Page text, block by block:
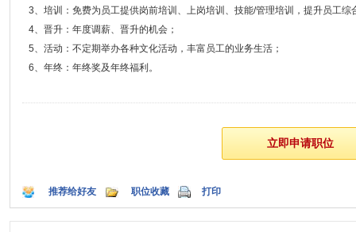
3、培训：免费为员工提供岗前培训、上岗培训、技能/管理培训，提升员工综
4、晋升：年度调薪、晋升的机会；
5、活动：不定期举办各种文化活动，丰富员工的业务生活；
6、年终：年终奖及年终福利。
推荐给好友 职位收藏 打印